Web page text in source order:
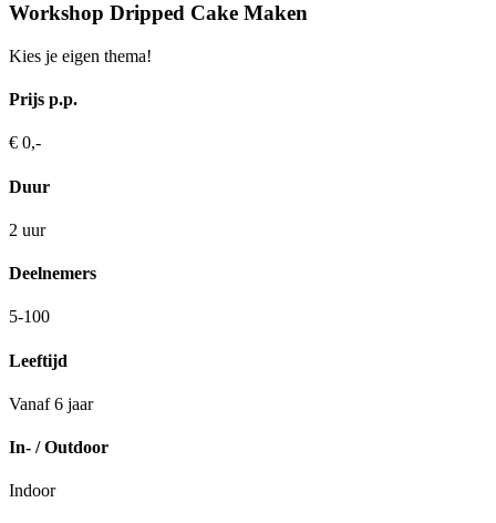
Workshop Dripped Cake Maken
Kies je eigen thema!
Prijs p.p.
€ 0,-
Duur
2 uur
Deelnemers
5-100
Leeftijd
Vanaf 6 jaar
In- / Outdoor
Indoor